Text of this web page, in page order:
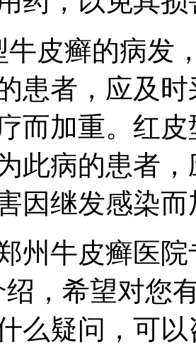
牛皮癣的病发
患者，应及
而加重。红
此病的患者
因继发感染
州牛皮癣医
绍，希望对您
么疑问，可